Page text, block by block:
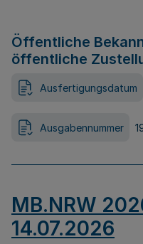
Öffentliche
öffentliche
Ausfertigungsdatum
Ausgabennummer
MB.NRW
14.07.2026